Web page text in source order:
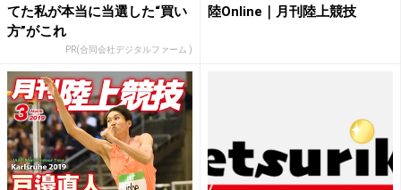
てた私が本当に当選した“買い
方”がこれ
PR(合同会社デジタルファーム )
陸Online｜月刊陸上競技